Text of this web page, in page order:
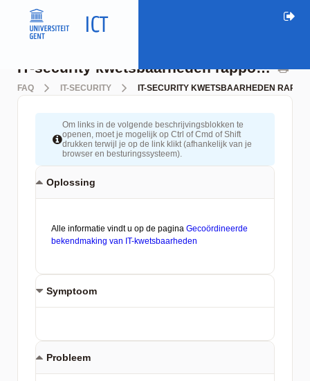
IT-security kwetsbaarheden rapporteren
FAQ IT-SECURITY IT-SECURITY KWETSBAARHEDEN
Om links in de volgende beschrijvingsblokken te
openen, moet je mogelijk op Ctrl of Cmd of Shift
drukken terwijl je op de link klikt (afhankelijk van je
browser en besturingssysteem).
Oplossing
Symptoom
Probleem